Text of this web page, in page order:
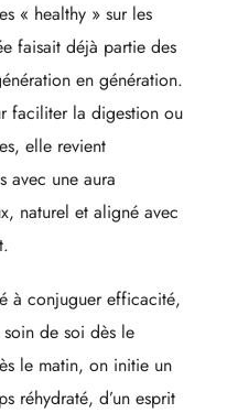
« healthy » sur les
faisait déjà partie des
en génération.
faciliter la digestion ou
elle revient
avec une aura
naturel et aligné avec
à conjuguer efficacité,
de soi dès le
le matin, on initie un
réhydraté, d’un esprit